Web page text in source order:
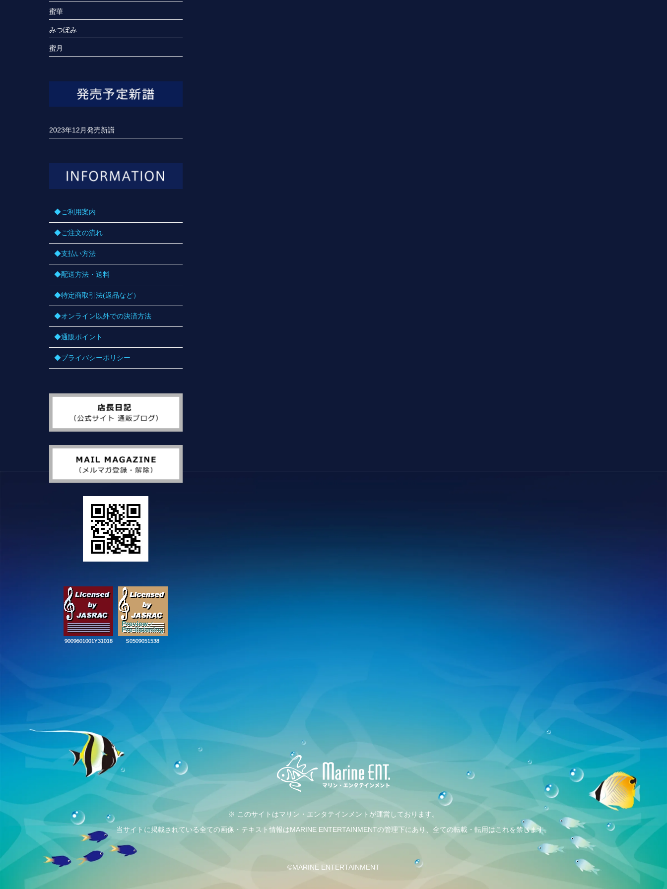
蜜華
みつぼみ
蜜月
2023年12月発売新譜
◆ご利用案内
◆ご注文の流れ
◆支払い方法
◆配送方法・送料
◆特定商取引法(返品など）
◆オンライン以外での決済方法
◆通販ポイント
◆プライバシーポリシー
※ このサイトはマリン・エンタテインメントが運営しております。
当サイトに掲載されている全ての画像・テキスト情報はMARINE ENTERTAINMENTの管理下にあり、全ての転載・転用はこれを禁じます。
©MARINE ENTERTAINMENT